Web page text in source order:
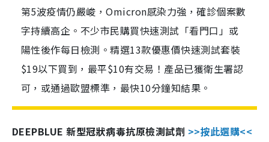
第5波疫情仍嚴峻，Omicron感染力強，確診個案數
字持續高企。不少市民購買快速測試「看門口」或
陽性後作每日檢測。精選13款優惠價快速測試套裝
$19以下買到，最平$10有交易！產品已獲衛生署認
可，或通過歐盟標準，最快10分鐘知結果。
DEEPBLUE 新型冠狀病毒抗原檢測試劑 >>按此選購<<